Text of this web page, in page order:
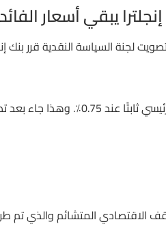
يبقي أسعار
لجنة السياسة النقدية قرر بنك
الاقتصادي المتشائم والذي